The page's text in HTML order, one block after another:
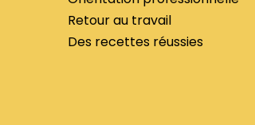
Retour au travail
Des recettes réussies